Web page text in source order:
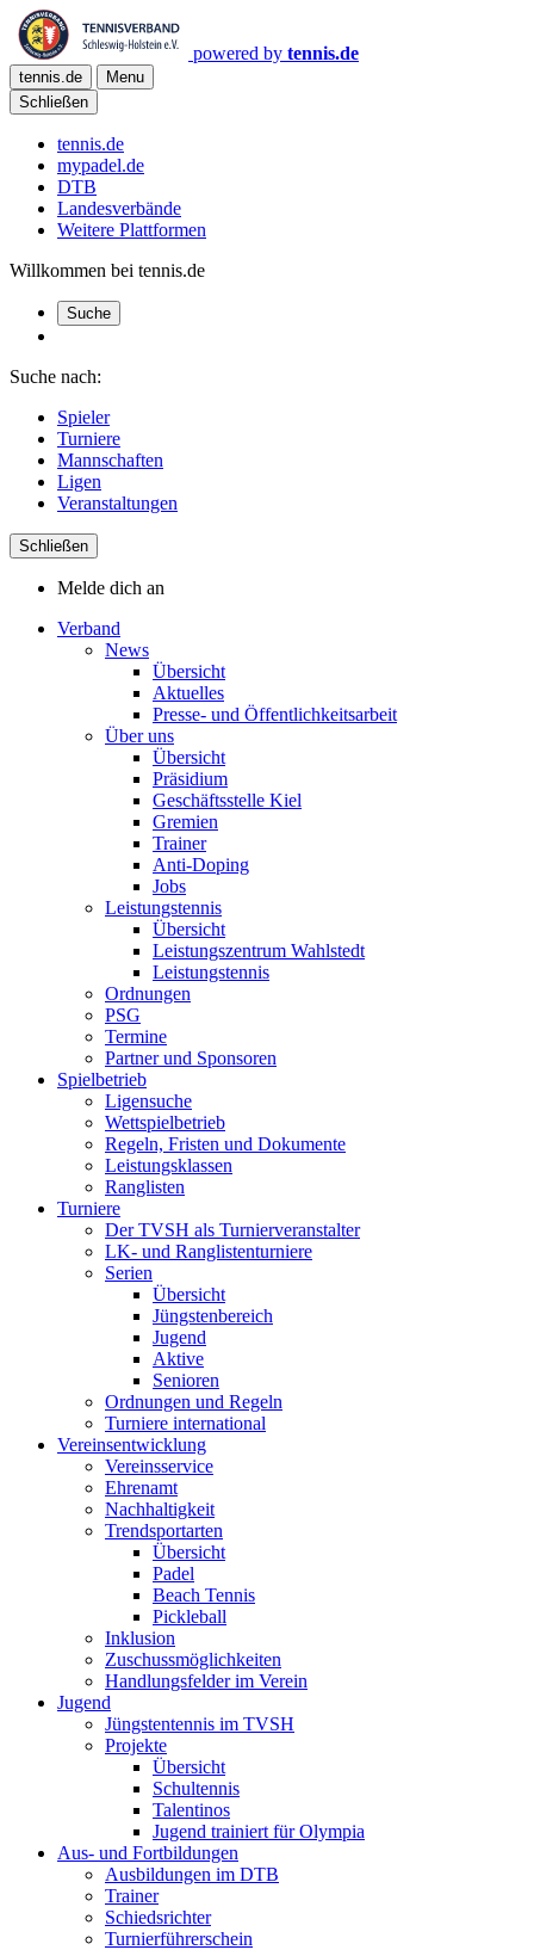
powered by tennis.de
tennis.de
Menu
Schließen
tennis.de
mypadel.de
DTB
Landesverbände
Weitere Plattformen
Willkommen bei tennis.de
Suche
Suche nach:
Spieler
Turniere
Mannschaften
Ligen
Veranstaltungen
Schließen
Melde dich an
Verband
News
Übersicht
Aktuelles
Presse- und Öffentlichkeitsarbeit
Über uns
Übersicht
Präsidium
Geschäftsstelle Kiel
Gremien
Trainer
Anti-Doping
Jobs
Leistungstennis
Übersicht
Leistungszentrum Wahlstedt
Leistungstennis
Ordnungen
PSG
Termine
Partner und Sponsoren
Spielbetrieb
Ligensuche
Wettspielbetrieb
Regeln, Fristen und Dokumente
Leistungsklassen
Ranglisten
Turniere
Der TVSH als Turnierveranstalter
LK- und Ranglistenturniere
Serien
Übersicht
Jüngstenbereich
Jugend
Aktive
Senioren
Ordnungen und Regeln
Turniere international
Vereinsentwicklung
Vereinsservice
Ehrenamt
Nachhaltigkeit
Trendsportarten
Übersicht
Padel
Beach Tennis
Pickleball
Inklusion
Zuschussmöglichkeiten
Handlungsfelder im Verein
Jugend
Jüngstentennis im TVSH
Projekte
Übersicht
Schultennis
Talentinos
Jugend trainiert für Olympia
Aus- und Fortbildungen
Ausbildungen im DTB
Trainer
Schiedsrichter
Turnierführerschein